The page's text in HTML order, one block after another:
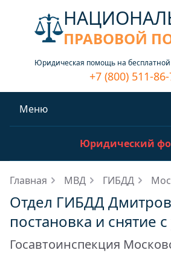
ПРАВОВОЙ
Юридическая помощь на
+7 (800) 511-
Меню
Юридический
Главная МВД ГИБДД
Отдел ГИБДД
постановка и снятие с
Госавтоинспекция